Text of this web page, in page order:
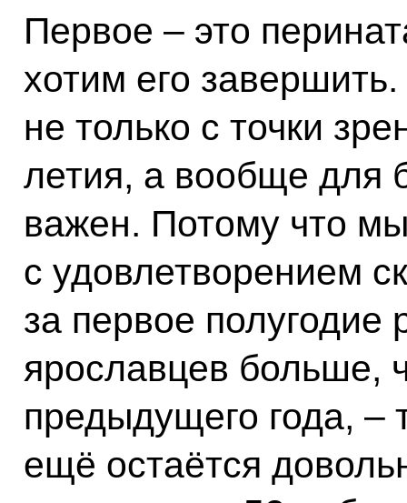
Первое – это
хотим его
не только с точки
летия, а вообще для
важен. Потому что
с удовлетворением
за первое полугодие
ярославцев больше,
предыдущего года, –
ещё остаётся